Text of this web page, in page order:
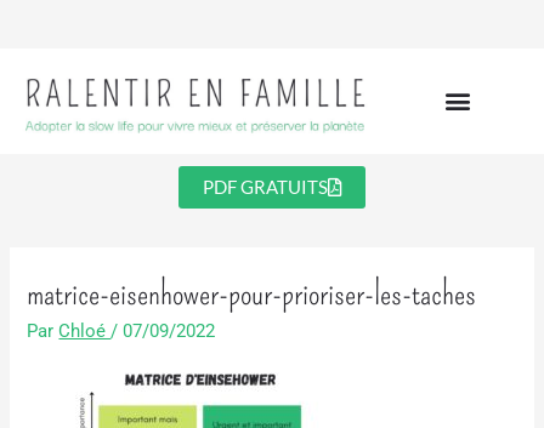
PDF GRATUITS
matrice-eisenhower-pour-prioriser-les-taches
ParChloé/07/09/2022